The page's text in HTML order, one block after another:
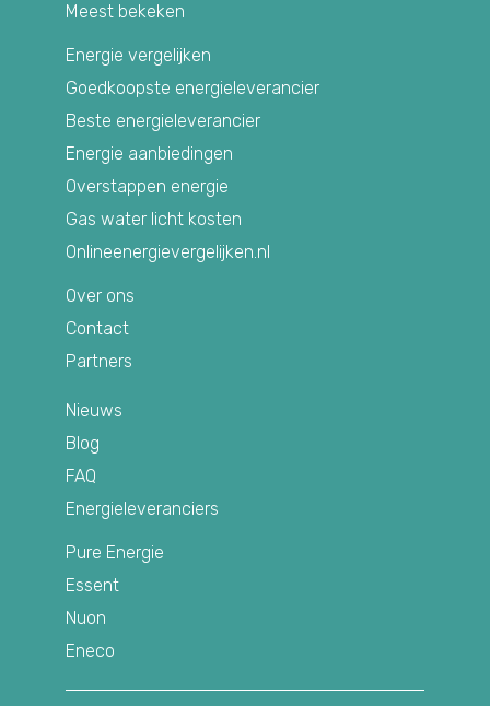
Meest bekeken
Energie vergelijken
Goedkoopste energieleverancier
Beste energieleverancier
Energie aanbiedingen
Overstappen energie
Gas water licht kosten
Onlineenergievergelijken.nl
Over ons
Contact
Partners
Nieuws
Blog
FAQ
Energieleveranciers
Pure Energie
Essent
Nuon
Eneco